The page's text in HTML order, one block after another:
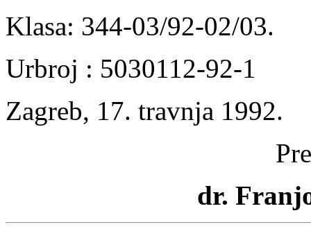
Klasa: 344-03/92-02/03.
Urbroj : 5030112-92-1
Zagreb, 17. travnja 1992.
dr.